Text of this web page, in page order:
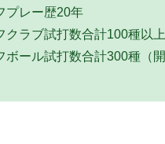
レー歴20年
ラブ試打数合計100種以上
ール試打数合計300種（